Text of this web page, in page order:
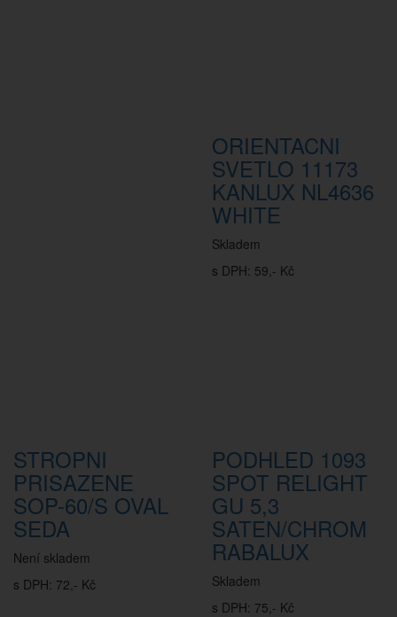
ORIENTACNI
SVETLO 11173
KANLUX NL4636
WHITE
Skladem
s DPH: 59,- Kč
STROPNI
PRISAZENE
SOP-60/S OVAL
SEDA
Není skladem
s DPH: 72,- Kč
PODHLED 1093
SPOT RELIGHT
GU 5,3
SATEN/CHROM
RABALUX
Skladem
s DPH: 75,- Kč